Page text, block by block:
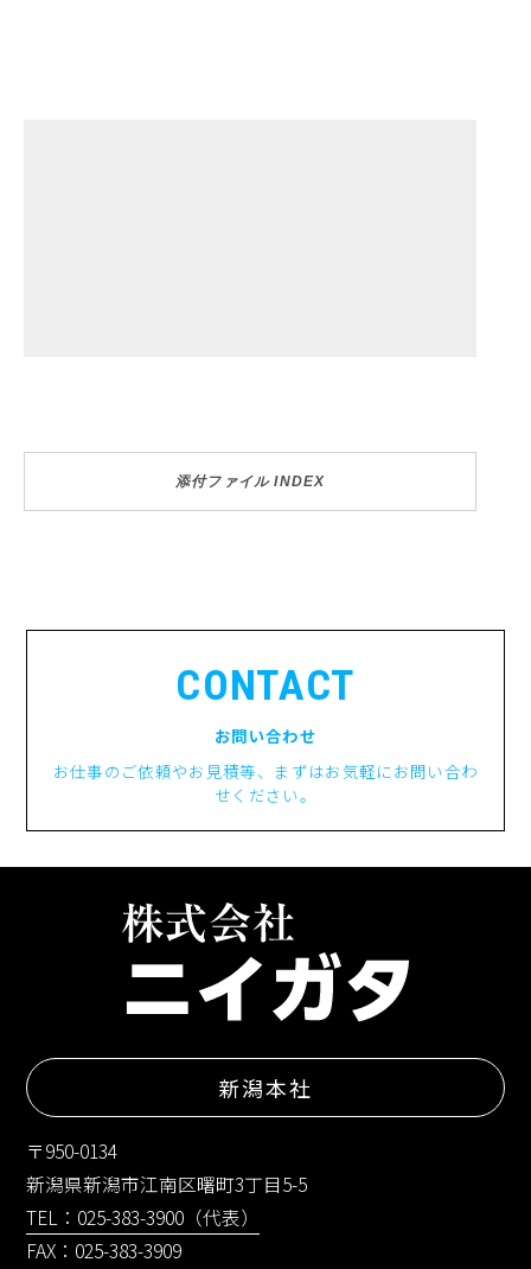
添付ファイル INDEX
CONTACT
お問い合わせ
お仕事のご依頼やお見積等、まずはお気軽にお問い合わ
せください。
新潟本社
〒950-0134
新潟県新潟市江南区曙町3丁目5-5
TEL：025-383-3900（代表）
FAX：025-383-3909